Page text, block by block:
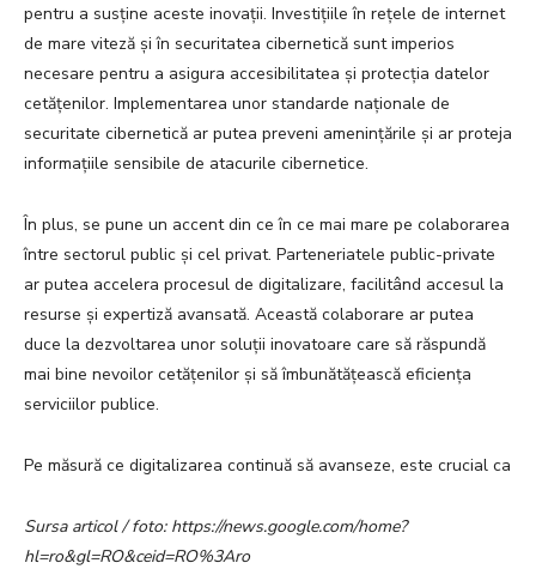
pentru a susține aceste inovații. Investițiile în rețele de internet
de mare viteză și în securitatea cibernetică sunt imperios
necesare pentru a asigura accesibilitatea și protecția datelor
cetățenilor. Implementarea unor standarde naționale de
securitate cibernetică ar putea preveni amenințările și ar proteja
informațiile sensibile de atacurile cibernetice.
În plus, se pune un accent din ce în ce mai mare pe colaborarea
între sectorul public și cel privat. Parteneriatele public-private
ar putea accelera procesul de digitalizare, facilitând accesul la
resurse și expertiză avansată. Această colaborare ar putea
duce la dezvoltarea unor soluții inovatoare care să răspundă
mai bine nevoilor cetățenilor și să îmbunătățească eficiența
serviciilor publice.
Pe măsură ce digitalizarea continuă să avanseze, este crucial ca
Sursa articol / foto: https://news.google.com/home?
hl=ro&gl=RO&ceid=RO%3Aro